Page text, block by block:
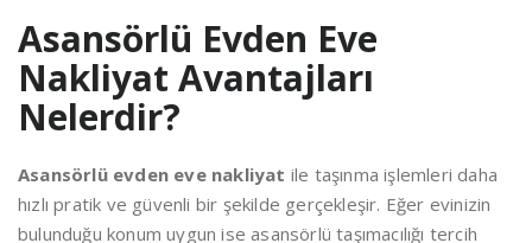
Asansörlü Evden Eve
Nakliyat Avantajları
Nelerdir?
Asansörlü evden eve nakliyat ile taşınma işlemleri daha
hızlı pratik ve güvenli bir şekilde gerçekleşir. Eğer evinizin
bulunduğu konum uygun ise asansörlü taşımacılığı tercih